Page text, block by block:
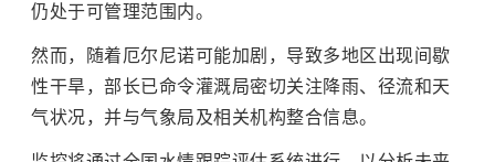
仍处于可管理范围内。
然而，随着厄尔尼诺可能加剧，导致多地区出现间歇
性干旱，部长已命令灌溉局密切关注降雨、径流和天
气状况，并与气象局及相关机构整合信息。